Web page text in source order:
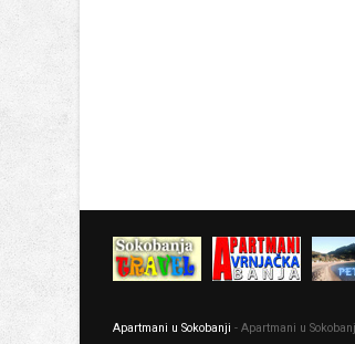
Apartmani u Sokobanji - Apartmani u